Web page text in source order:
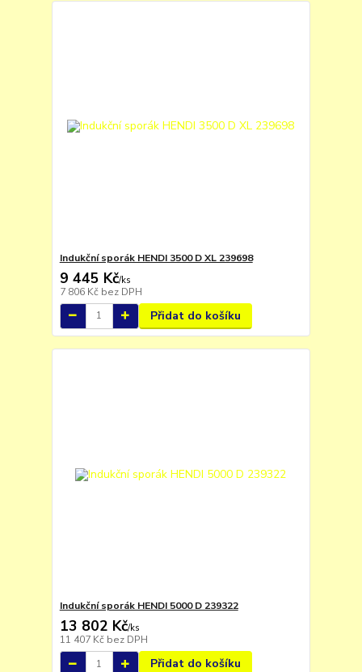
Indukční sporák HENDI 3500 D XL 239698
9 445 Kč/ks
7 806 Kč bez DPH
Přidat do košíku
Indukční sporák HENDI 5000 D 239322
13 802 Kč/ks
11 407 Kč bez DPH
Přidat do košíku